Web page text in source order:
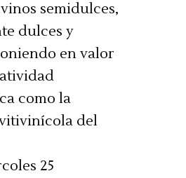
semidulces,
dulces y
en valor
como la
del
25